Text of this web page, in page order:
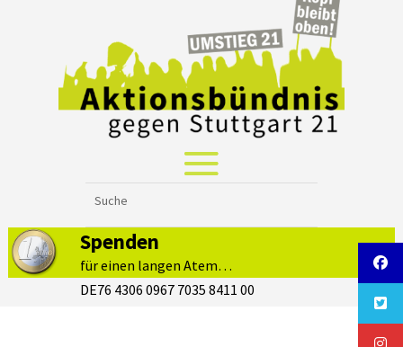
Spenden
für einen langen Atem…
DE76 4306 0967 7035 8411 00